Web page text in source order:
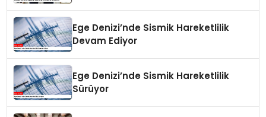
Ege Denizi’nde Sismik Hareketlilik
Devam Ediyor
Ege Denizi’nde Sismik Hareketlilik
Sürüyor